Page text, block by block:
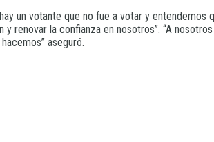
un votante que no fue a votar y
renovar la confianza en nosotros”. “A
aseguró.